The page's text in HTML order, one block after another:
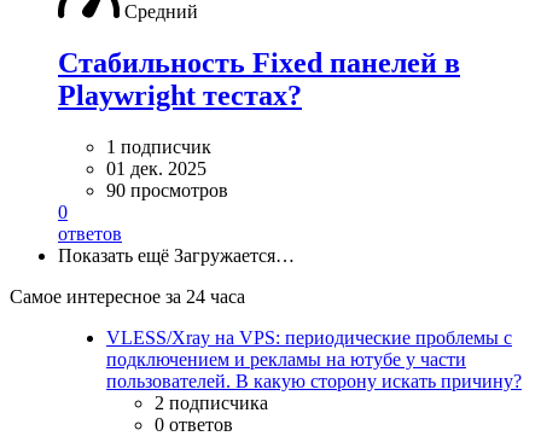
Средний
Стабильность Fixed панелей в
Playwright тестах?
1 подписчик
01 дек. 2025
90 просмотров
0
ответов
Показать ещё Загружается…
Самое интересное за 24 часа
VLESS/Xray на VPS: периодические проблемы с
подключением и рекламы на ютубе у части
пользователей. В какую сторону искать причину?
2 подписчика
0 ответов